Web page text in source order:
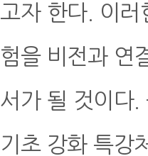
고자 한다. 이러
험을 비전과 연
서가 될 것이다.
기초 강화 특강